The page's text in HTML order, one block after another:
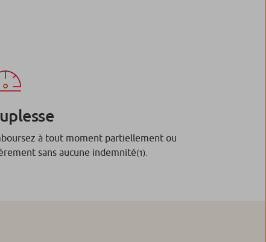
à tout moment partiellement ou
sans aucune indemnité(1)